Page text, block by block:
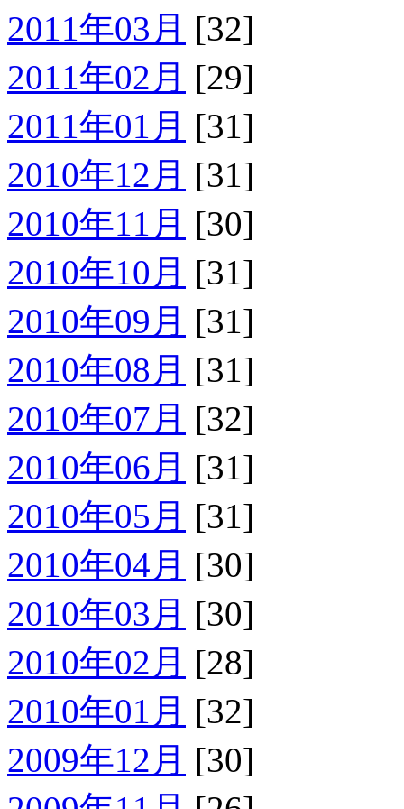
2011年03月 [32]
2011年02月 [29]
2011年01月 [31]
2010年12月 [31]
2010年11月 [30]
2010年10月 [31]
2010年09月 [31]
2010年08月 [31]
2010年07月 [32]
2010年06月 [31]
2010年05月 [31]
2010年04月 [30]
2010年03月 [30]
2010年02月 [28]
2010年01月 [32]
2009年12月 [30]